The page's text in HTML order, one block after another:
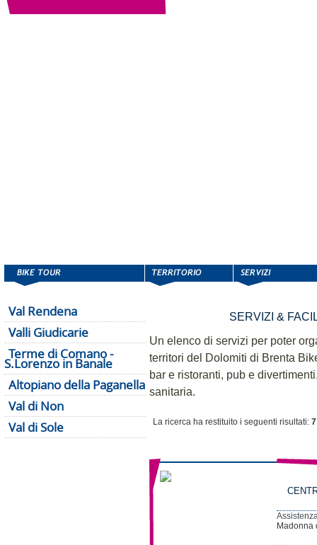
Val Rendena
Valli Giudicarie
Terme di Comano -
S.Lorenzo in Banale
Altopiano della Paganella
Val di Non
Val di Sole
SERVIZI &
Un elenco di servizi per poter
territori del Dolomiti di Brenta
bar e ristoranti, pub e
sanitaria.
La ricerca ha restituito i seguenti risultati: 7
Madonna